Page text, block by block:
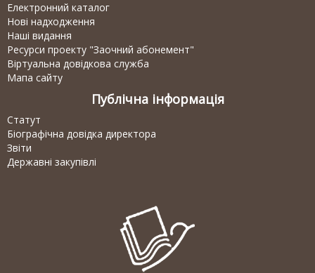
Електронний каталог
Нові надходження
Наші видання
Ресурси проекту "Заочний абонемент"
Віртуальна довідкова служба
Мапа сайту
Публічна інформація
Статут
Біографічна довідка директора
Звіти
Державні закупівлі